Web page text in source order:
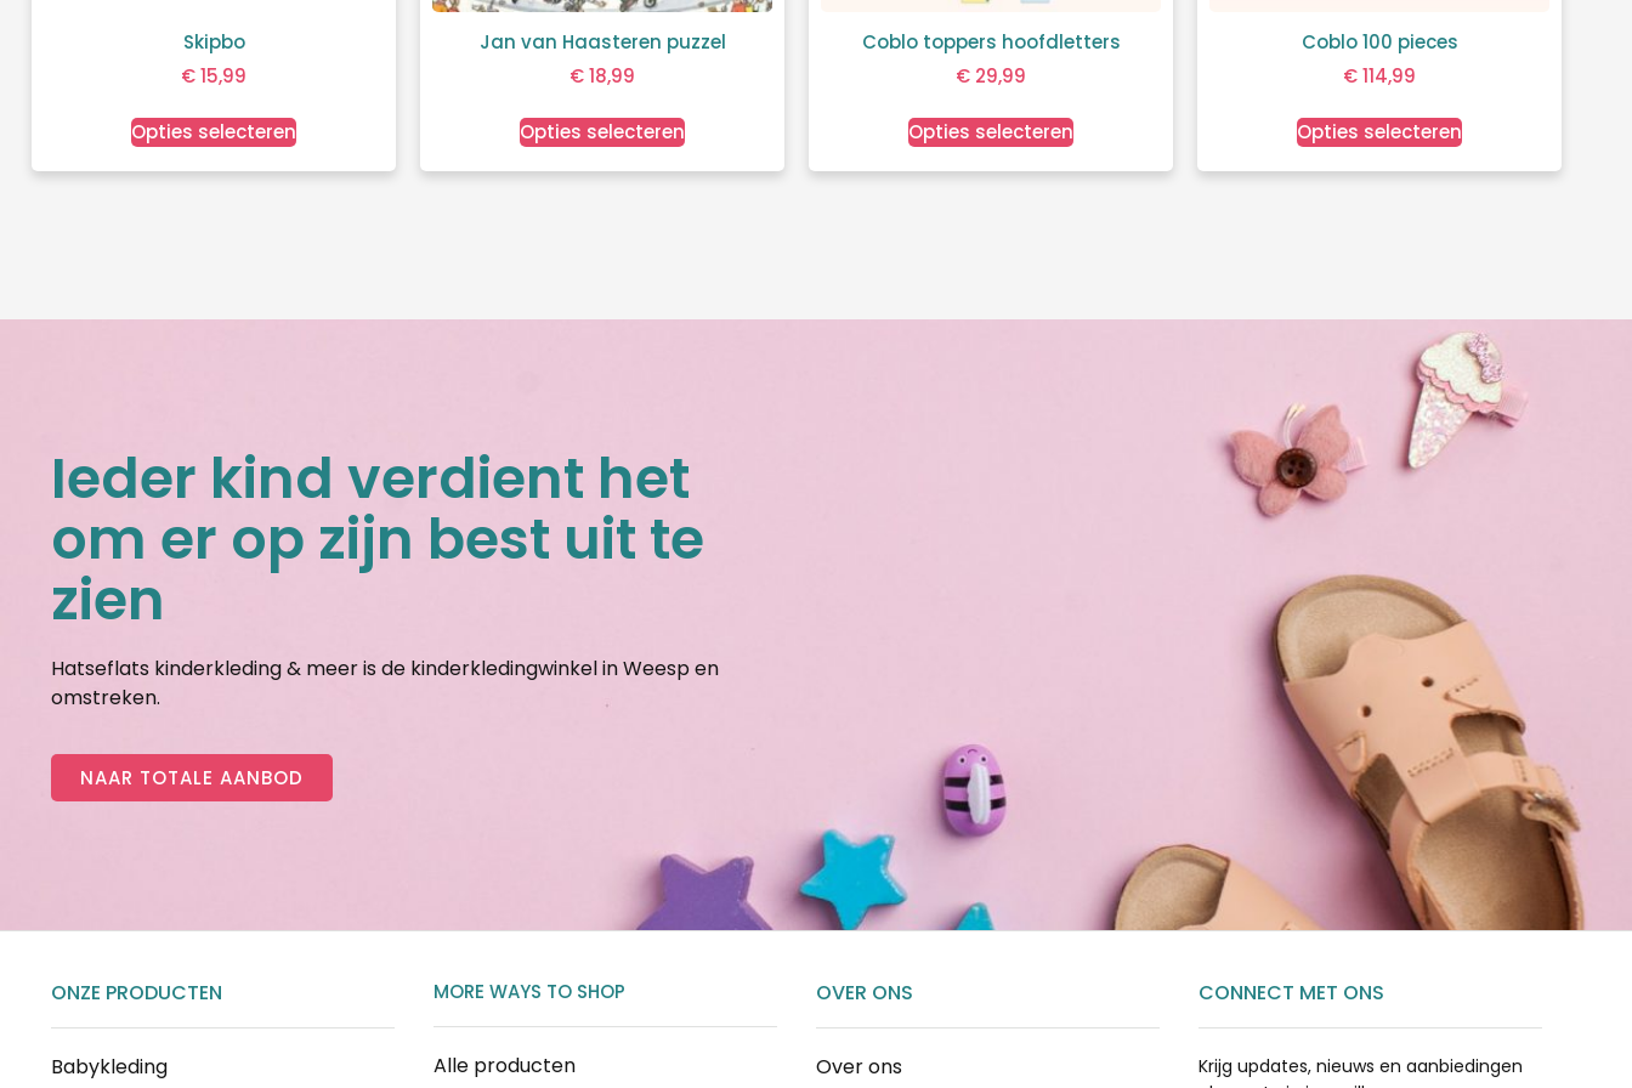
Skipbo
€15,99
Opties selecteren
Jan van Haasteren puzzel
€18,99
Opties selecteren
Coblo toppers hoofdletters
€ 29,99
Opties selecteren
Coblo 100 pieces
€114,99
Opties selecteren
Ieder kind verdient het
om er op zijn best uit te
zien
Hatseflats kinderkleding & meer is de kinderkledingwinkel in Weesp en
omstreken.
NAAR TOTALE AANBOD
ONZE PRODUCTEN
Babykleding
MORE WAYS TO SHOP
Alle producten
OVER ONS
Over ons
CONNECT MET ONS
Krijg updates, nieuws en aanbiedingen